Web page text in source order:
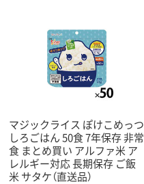
マジックライス ぽけこめっつ
しろごはん 50食 7年保存 非常
食 まとめ買い アルファ米 ア
レルギー対応 長期保存 ご飯
米 サタケ（直送品）